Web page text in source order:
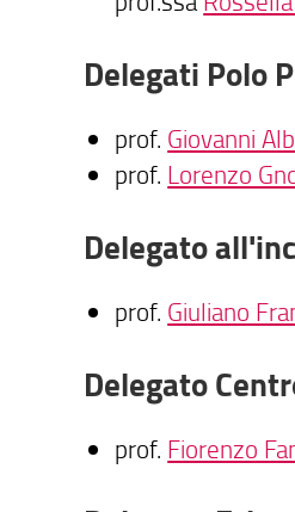
Delegati Polo
prof. Giovanni
prof. Lorenzo
Delegato
prof. Giuliano
Delegato
prof. Fiorenzo